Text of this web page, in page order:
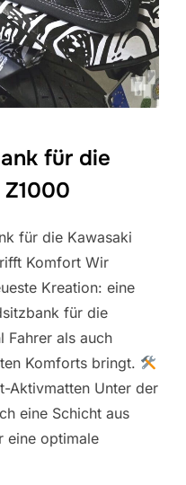
für die
für die Kawasaki
Komfort Wir
Kreation: eine
für die
Fahrer als auch
Komforts bringt.
Aktivmatten Unter der
eine Schicht aus
eine optimale